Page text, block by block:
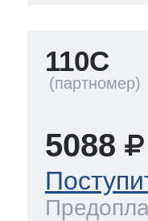
110C
5088